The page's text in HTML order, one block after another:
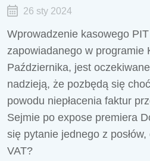
26 sty 2024
Wprowadzenie kasowego
zapowiadanego w programie
Października, jest
nadzieją, że pozbędą się
powodu niepłacenia faktur
Sejmie po expose premiera
się pytanie jednego z
VAT?